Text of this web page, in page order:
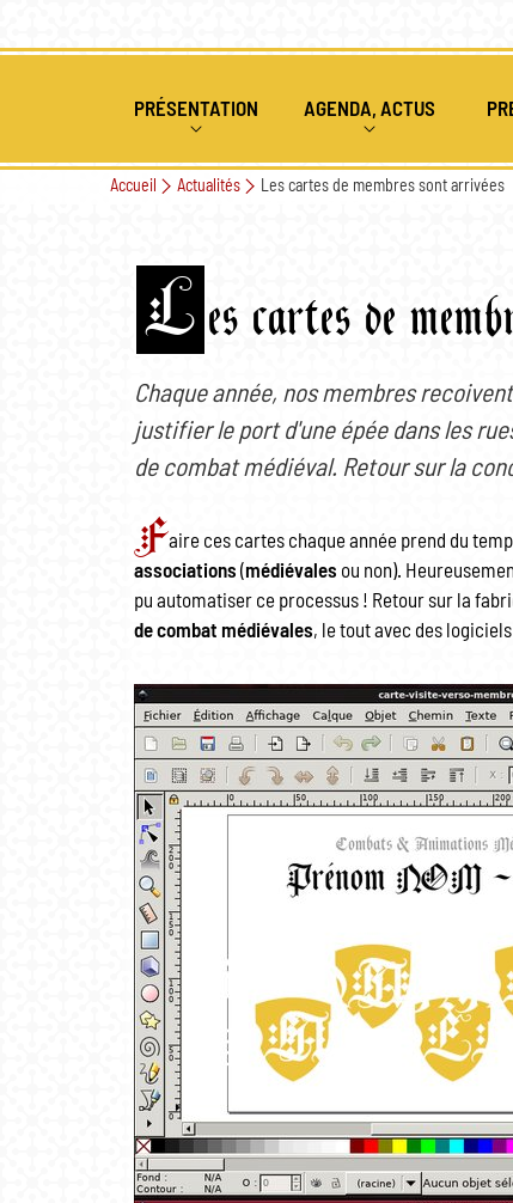
PRÉSENTATION
QUI SOMMES NOUS
HISTORIQUE 2EME ANNÉE
ARCHERIE
SPECTACLES DE FEU
NOUS REJOINDRE
AGENDA, ACTUS
ÉVÉNEMENTS PASSÉS ET
Accueil Actualités Les cartes de membres sont arrivées
L es cartes de
Chaque année, nos membres
justifier le port d'une épée dans les
de combat médiéval. Retour sur la
Faire ces cartes chaque année prend du
associations (médiévales ou non).
pu automatiser ce processus ! Retour sur la
de combat médiévales, le tout avec des